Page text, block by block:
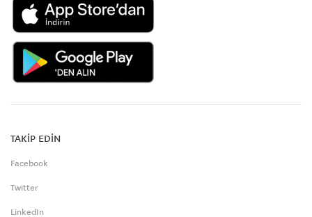
TAKİP EDİN
Facebook
Twitter
LinkedIn